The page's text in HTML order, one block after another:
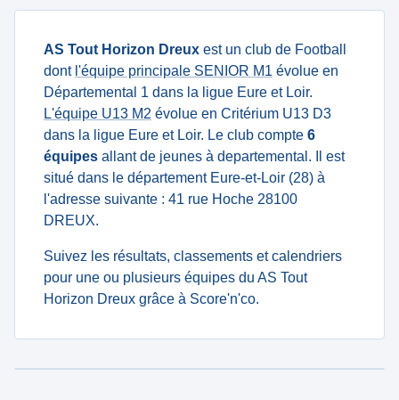
AS Tout Horizon Dreux est un club de Football
dont l'équipe principale SENIOR M1 évolue en
Départemental 1 dans la ligue Eure et Loir.
L'équipe U13 M2 évolue en Critérium U13 D3
dans la ligue Eure et Loir. Le club compte 6
équipes allant de jeunes à departemental. Il est
situé dans le département Eure-et-Loir (28) à
l'adresse suivante : 41 rue Hoche 28100
DREUX.
Suivez les résultats, classements et calendriers
pour une ou plusieurs équipes du AS Tout
Horizon Dreux grâce à Score'n'co.